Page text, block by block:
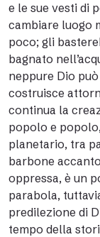
e le sue vesti di
cambiare luogo
poco; gli
bagnato
neppure Dio può
costruisce
continua la
popolo e
planetario, tra
barbone
oppressa, è un
parabola,
predilezione di
tempo della